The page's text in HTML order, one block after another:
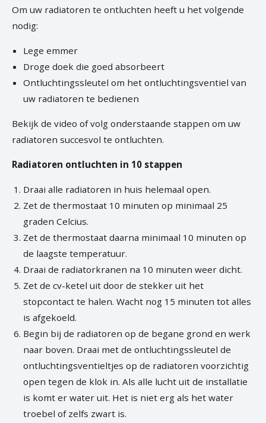
Om uw radiatoren te ontluchten heeft u het volgende
nodig:
Lege emmer
Droge doek die goed absorbeert
Ontluchtingssleutel om het ontluchtingsventiel van
uw radiatoren te bedienen
Bekijk de video of volg onderstaande stappen om uw
radiatoren succesvol te ontluchten.
Radiatoren ontluchten in 10 stappen
Draai alle radiatoren in huis helemaal open.
Zet de thermostaat 10 minuten op minimaal 25
graden Celcius.
Zet de thermostaat daarna minimaal 10 minuten op
de laagste temperatuur.
Draai de radiatorkranen na 10 minuten weer dicht.
Zet de cv-ketel uit door de stekker uit het
stopcontact te halen. Wacht nog 15 minuten tot alles
is afgekoeld.
Begin bij de radiatoren op de begane grond en werk
naar boven. Draai met de ontluchtingssleutel de
ontluchtingsventieltjes op de radiatoren voorzichtig
open tegen de klok in. Als alle lucht uit de installatie
is komt er water uit. Het is niet erg als het water
troebel of zelfs zwart is.